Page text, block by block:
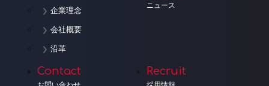
企業理念
会社概要
沿革
ニュース
Contact Recruit